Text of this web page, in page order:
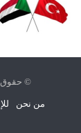
© حقوق النشر 2026، جميع
من نحن